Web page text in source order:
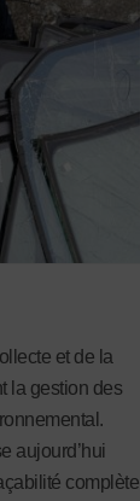
et de la
la gestion des
aujourd’hui
complète